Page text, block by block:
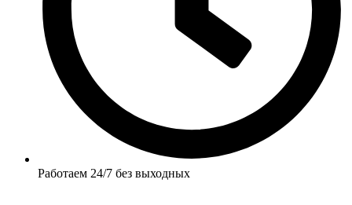
Работаем 24/7 без выходных